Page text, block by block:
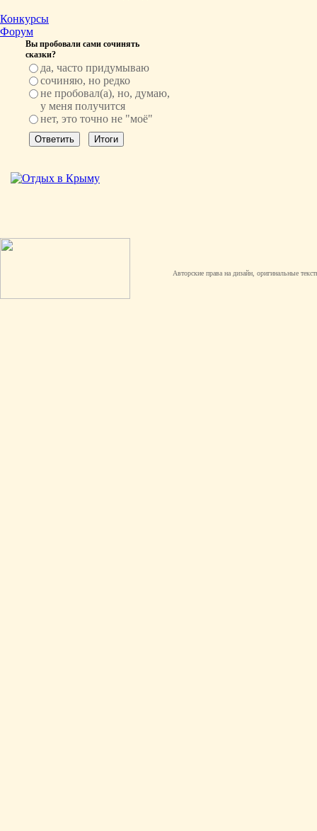
Конкурсы
Форум
Вы пробовали сами сочинять
сказки?
да, часто придумываю
сочиняю, но редко
не пробовал(а), но, думаю,
у меня получится
нет, это точно не "моё"
Авторские права на дизайн, оригинальные